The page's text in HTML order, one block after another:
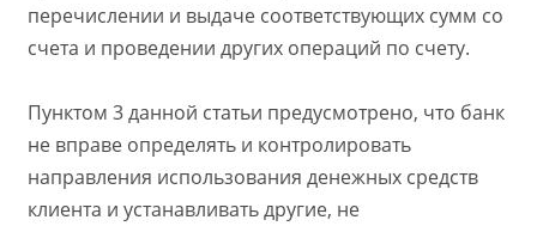
перечислении и выдаче соответствующих сумм со
счета и проведении других операций по счету.
Пунктом 3 данной статьи предусмотрено, что банк
не вправе определять и контролировать
направления использования денежных средств
клиента и устанавливать другие, не